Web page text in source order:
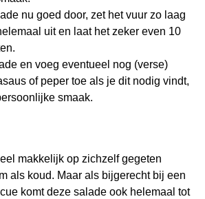
nu goed door, zet het vuur zo laag
uit en laat het zeker even 10
en voeg eventueel nog (verse)
of peper toe als je dit nodig vindt,
smaak.
makkelijk op zichzelf gegeten
als koud. Maar als bijgerecht bij een
komt deze salade ook helemaal tot